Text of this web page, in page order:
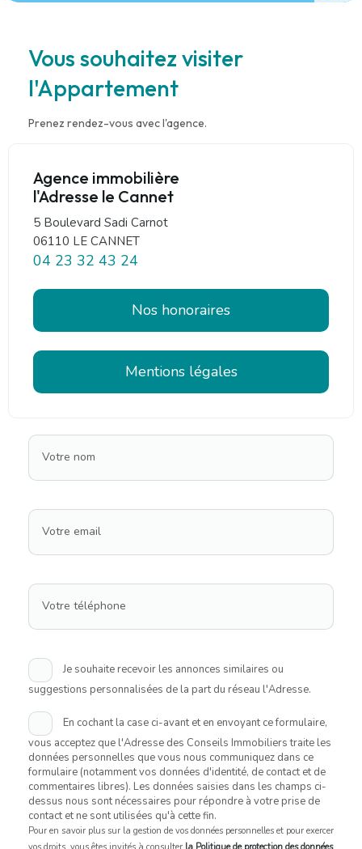
Vous souhaitez visiter
l'Appartement
Prenez rendez-vous avec l'agence.
Agence immobilière
l'Adresse le Cannet
5 Boulevard Sadi Carnot
06110 LE CANNET
04 23 32 43 24
Nos honoraires
Mentions légales
Votre nom
Votre email
Votre téléphone
Je souhaite recevoir les annonces similaires ou
suggestions personnalisées de la part du réseau l'Adresse.
En cochant la case ci-avant et en envoyant ce formulaire,
vous acceptez que l'Adresse des Conseils Immobiliers traite les
données personnelles que vous nous communiquez dans ce
formulaire (notamment vos données d'identité, de contact et de
commentaires libres). Les données saisies dans les champs ci-
dessus nous sont nécessaires pour répondre à votre prise de
contact et ne sont utilisées qu'à cette fin.
Pour en savoir plus sur la gestion de vos données personnelles et pour exercer